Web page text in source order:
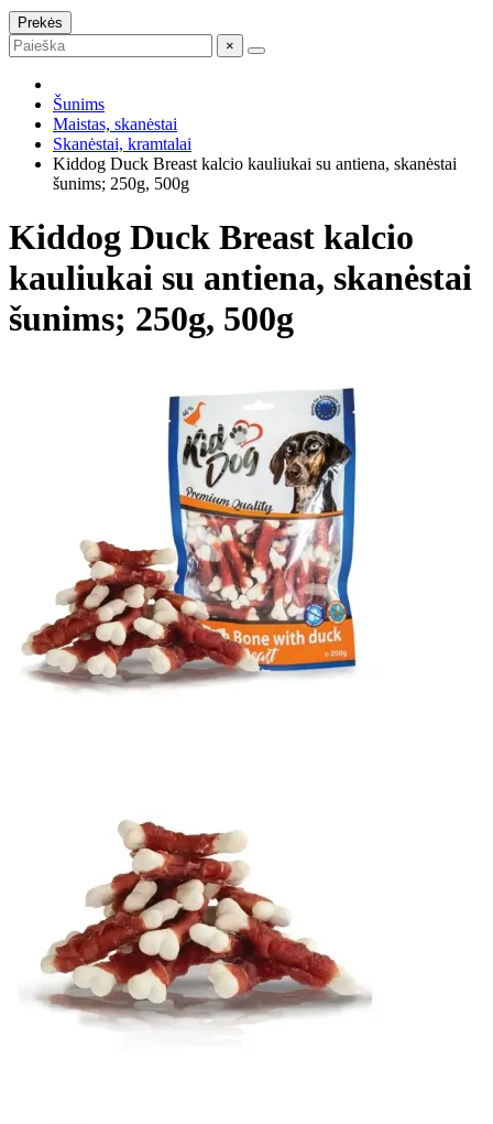
Prekės
×
Šunims
Maistas, skanėstai
Skanėstai, kramtalai
Kiddog Duck Breast kalcio kauliukai su antiena, skanėstai
šunims; 250g, 500g
Kiddog Duck Breast kalcio
kauliukai su antiena, skanėstai
šunims; 250g, 500g